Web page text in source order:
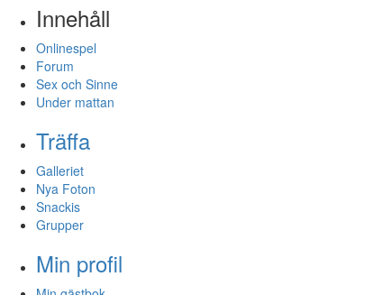
Innehåll
Onlinespel
Forum
Sex och Sinne
Under mattan
Träffa
Galleriet
Nya Foton
Snackis
Grupper
Min profil